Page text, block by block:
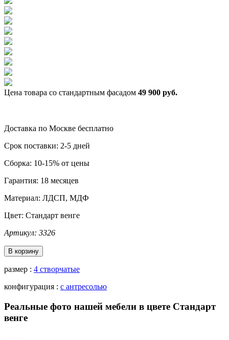
Цена товара cо стандартным фасадом 49 900 руб.
Доставка по Москве бесплатно
Срок поставки: 2-5 дней
Сборка: 10-15% от цены
Гарантия: 18 месяцев
Материал: ЛДСП, МДФ
Цвет: Стандарт венге
Артикул: 3326
В корзину
размер : 4 створчатые
конфигурация : с антресолью
Реальные фото нашей мебели в цвете Стандарт
венге